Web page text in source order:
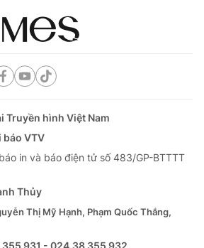
Truyền hình Việt Nam
báo VTV
in và báo điện tử số 483/GP-BTTTT
Thủy
Thị Mỹ Hạnh, Phạm Quốc Thắng,
931 - 024.38 355 932